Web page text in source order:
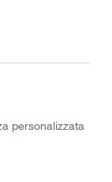
personalizzata